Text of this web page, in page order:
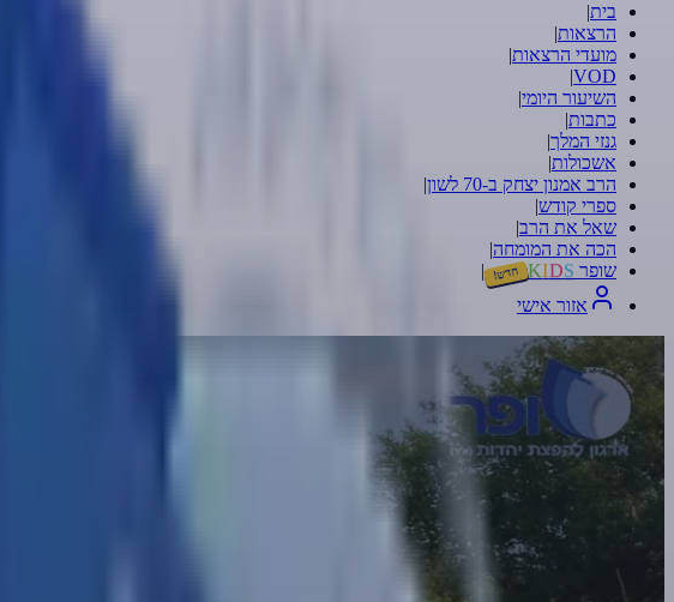
בית|
הרצאות|
מועדי הרצאות|
VOD
|
השיעור היומי|
כתבות|
גנזי המלך|
אשכולות|
הרב אמנון יצחק ב-70 לשון
|
ספרי קודש|
שאל את הרב|
הכה את המומחה|
שופר
KIDS חדש! |
אזור אישי